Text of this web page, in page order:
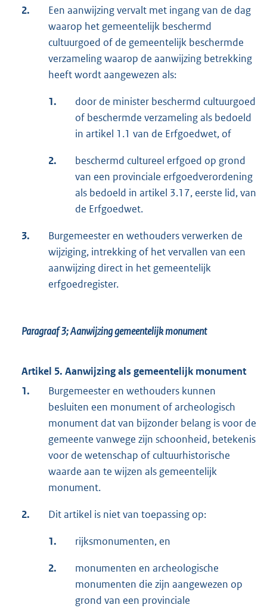
2.
Een aanwijzing vervalt met ingang van de dag
waarop het gemeentelijk beschermd
cultuurgoed of de gemeentelijk beschermde
verzameling waarop de aanwijzing betrekking
heeft wordt aangewezen als:
1.
door de minister beschermd cultuurgoed
of beschermde verzameling als bedoeld
in artikel 1.1 van de Erfgoedwet, of
2.
beschermd cultureel erfgoed op grond
van een provinciale erfgoedverordening
als bedoeld in artikel 3.17, eerste lid, van
de Erfgoedwet.
3.
Burgemeester en wethouders verwerken de
wijziging, intrekking of het vervallen van een
aanwijzing direct in het gemeentelijk
erfgoedregister.
Paragraaf 3;Aanwijzing gemeentelijk monument
Artikel 5. Aanwijzing als gemeentelijk monument
1.
Burgemeester en wethouders kunnen
besluiten een monument of archeologisch
monument dat van bijzonder belang is voor de
gemeente vanwege zijn schoonheid, betekenis
voor de wetenschap of cultuurhistorische
waarde aan te wijzen als gemeentelijk
monument.
2. Dit artikel is niet van toepassing op:
1. rijksmonumenten, en
2.
monumenten en archeologische
monumenten die zijn aangewezen op
grond van een provinciale